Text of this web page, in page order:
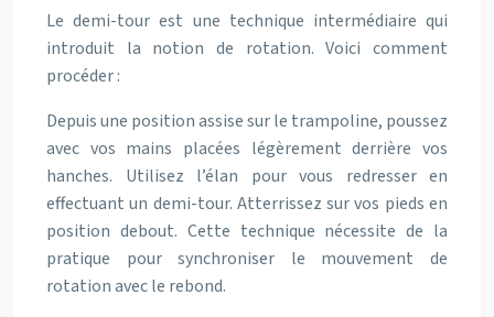
Le demi-tour est une technique intermédiaire qui
introduit la notion de rotation. Voici comment
procéder :
Depuis une position assise sur le trampoline, poussez
avec vos mains placées légèrement derrière vos
hanches. Utilisez l’élan pour vous redresser en
effectuant un demi-tour. Atterrissez sur vos pieds en
position debout. Cette technique nécessite de la
pratique pour synchroniser le mouvement de
rotation avec le rebond.